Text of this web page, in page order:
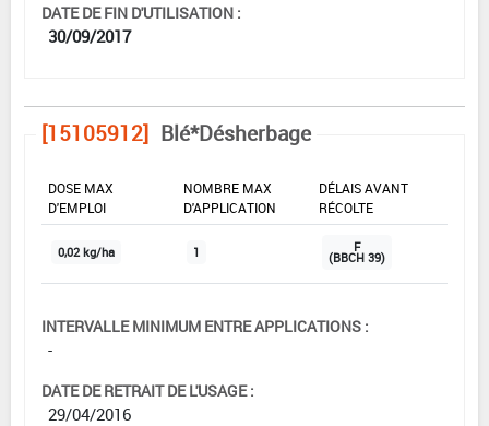
DATE DE FIN D'UTILISATION :
30/09/2017
[15105912] Blé*Désherbage
DOSE MAX
D'EMPLOI
NOMBRE MAX
D'APPLICATION
DÉLAIS AVANT
RÉCOLTE
0,02 kg/ha 1 F
(BBCH 39)
INTERVALLE MINIMUM ENTRE APPLICATIONS :
-
DATE DE RETRAIT DE L'USAGE :
29/04/2016